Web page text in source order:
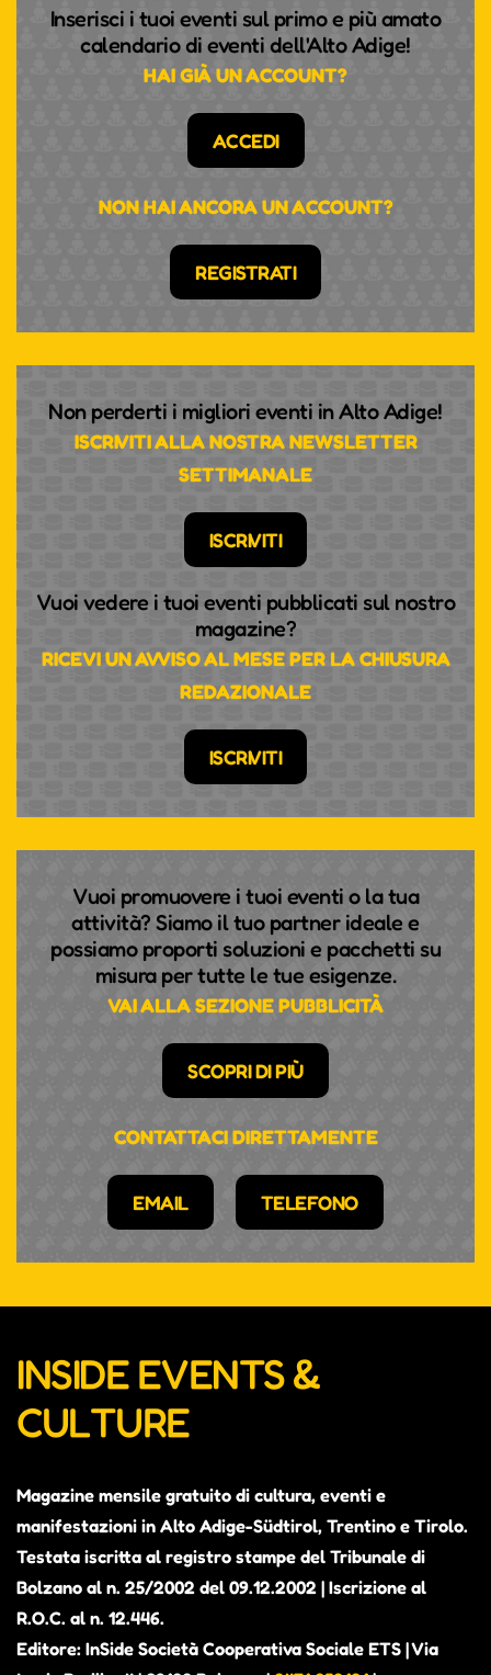
Inserisci i tuoi eventi sul primo e più amato
calendario di eventi dell'Alto Adige!
HAI GIÀ UN ACCOUNT?
ACCEDI
NON HAI ANCORA UN ACCOUNT?
REGISTRATI
Non perderti i migliori eventi in Alto Adige!
ISCRIVITI ALLA NOSTRA NEWSLETTER
SETTIMANALE
ISCRIVITI
Vuoi vedere i tuoi eventi pubblicati sul nostro
magazine?
RICEVI UN AVVISO AL MESE PER LA CHIUSURA
REDAZIONALE
ISCRIVITI
Vuoi promuovere i tuoi eventi o la tua
attività? Siamo il tuo partner ideale e
possiamo proporti soluzioni e pacchetti su
misura per tutte le tue esigenze.
VAI ALLA SEZIONE PUBBLICITÀ
SCOPRI DI PIÙ
CONTATTACI DIRETTAMENTE
EMAIL TELEFONO
INSIDE EVENTS &
CULTURE
Magazine mensile gratuito di cultura, eventi e
manifestazioni in Alto Adige-Südtirol, Trentino e Tirolo.
Testata iscritta al registro stampe del Tribunale di
Bolzano al n. 25/2002 del 09.12.2002 | Iscrizione al
R.O.C. al n. 12.446.
Editore: InSide Società Cooperativa Sociale ETS | Via